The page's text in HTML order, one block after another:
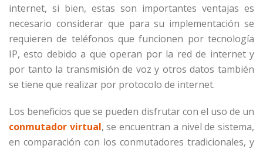
internet, si bien, estas son importantes ventajas es
necesario considerar que para su implementación se
requieren de teléfonos que funcionen por tecnología
IP, esto debido a que operan por la red de internet y
por tanto la transmisión de voz y otros datos también
se tiene que realizar por protocolo de internet.
Los beneficios que se pueden disfrutar con el uso de un
conmutador virtual, se encuentran a nivel de sistema,
en comparación con los conmutadores tradicionales, y